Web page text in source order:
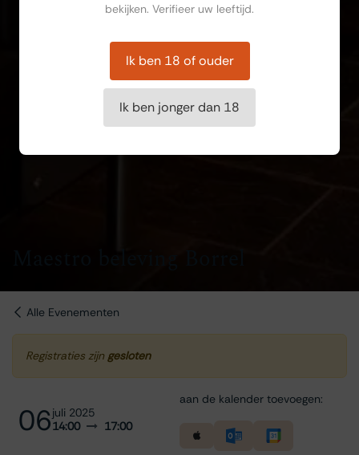
Alle Evenementen
Registraties zijn gesloten
06juli 2025
14:00
17:00
aan de kalender toevoegen:
bekijken. Verifieer uw leeftijd.
Ik ben 18 of ouder
Ik ben jonger dan 18